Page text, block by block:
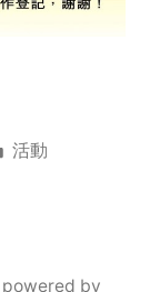
Posted
活動
by